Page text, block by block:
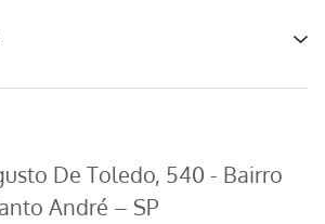
De Toledo, 540 - Bairro
André – SP